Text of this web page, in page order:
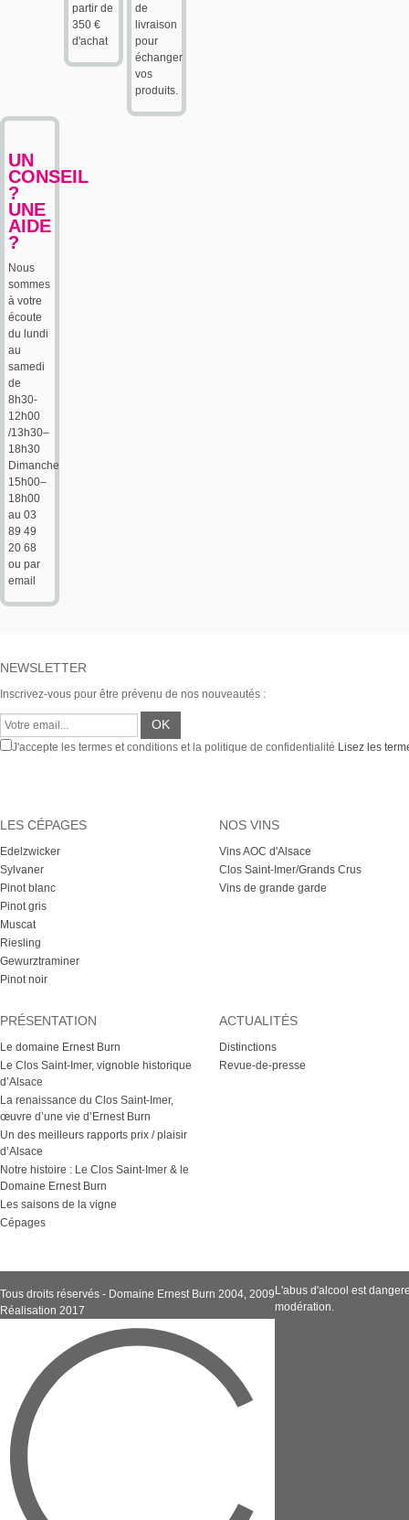
partir de
350 €
d'achat
de
livraison
pour
échanger
vos
produits.
UN
CONSEIL
?
UNE
AIDE
?
Nous
sommes
à votre
écoute
du lundi
au
samedi
de
8h30-
12h00
/13h30–
18h30
Dimanche
15h00–
18h00
au 03
89 49
20 68
ou par
email
NEWSLETTER
Inscrivez-vous pour être prévenu de nos nouveautés :
J'accepte les termes et conditions et la politique de confidentialité Lisez les
LES CÉPAGES
Edelzwicker
Sylvaner
Pinot blanc
Pinot gris
Muscat
Riesling
Gewurztraminer
Pinot noir
NOS VINS
Vins AOC d'Alsace
Clos Saint-Imer/Grands Crus
Vins de grande garde
PRÉSENTATION
Le domaine Ernest Burn
Le Clos Saint-Imer, vignoble historique
d’Alsace
La renaissance du Clos Saint-Imer,
œuvre d’une vie d’Ernest Burn
Un des meilleurs rapports prix / plaisir
d’Alsace
Notre histoire : Le Clos Saint-Imer & le
Domaine Ernest Burn
Les saisons de la vigne
Cépages
ACTUALITÉS
Distinctions
Revue-de-presse
Tous droits réservés - Domaine Ernest Burn 2004, 2009
Réalisation 2017
L'abus d'alcool est
modération.